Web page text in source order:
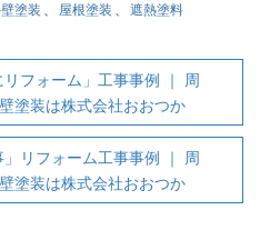
塗装 屋根塗装 遮熱塗料
フォーム」工事事例 ｜ 周
塗装は株式会社おおつか
リフォーム工事事例 ｜ 周
塗装は株式会社おおつか